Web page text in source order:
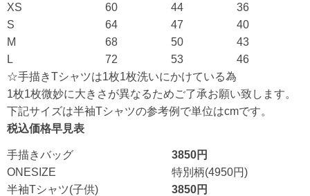
XS
60 44
36
S
64 47
40
M
68 50
43
L
72 53
46
☆手描きTシャツは1枚1枚洗いにかけている為
1枚1枚微妙に大きさが異なるためご了承お願い致します。
下記サイズは半袖Tシャツの参考例で単位はcmです。
税込価格早見表
手描きバッグ
ONESIZE
3850円
特別柄(4950円)
半袖Tシャツ(子供)
3850円